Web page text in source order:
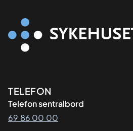
Kontaktinformasjon
TELEFON
Telefon sentralbord
69 86 00 00